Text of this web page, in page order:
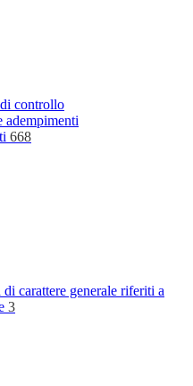
controllo
adempimenti
668
carattere generale riferiti a
3